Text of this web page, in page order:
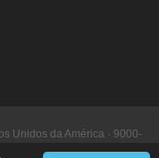
Unidos da América · 9000-